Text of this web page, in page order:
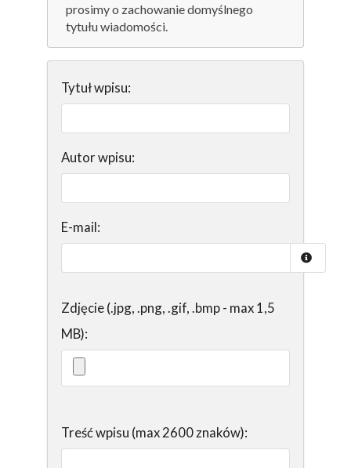
prosimy o zachowanie domyślnego
tytułu wiadomości.
Tytuł wpisu:
Autor wpisu:
E-mail:
Zdjęcie (.jpg, .png, .gif, .bmp - max 1,5
MB):
Treść wpisu (max 2600 znaków):